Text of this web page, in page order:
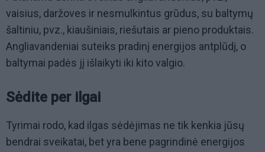
vaisius, daržoves ir nesmulkintus grūdus, su baltymų
šaltiniu, pvz., kiaušiniais, riešutais ar pieno produktais.
Angliavandeniai suteiks pradinį energijos antplūdį, o
baltymai padės jį išlaikyti iki kito valgio.
Sėdite per ilgai
Tyrimai rodo, kad ilgas sėdėjimas ne tik kenkia jūsų
bendrai sveikatai, bet yra bene pagrindinė energijos